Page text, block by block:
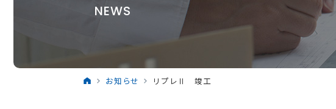
NEWS
お知らせ リプレⅡ 竣工